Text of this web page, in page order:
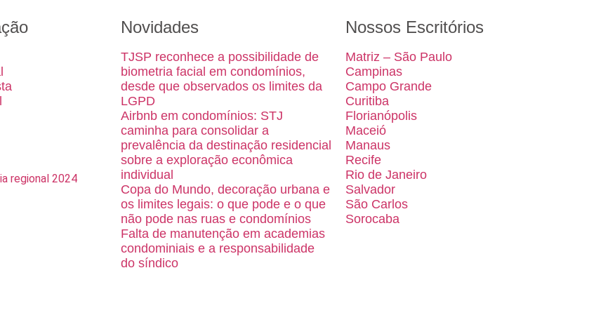
Novidades
TJSP reconhece a possibilidade de
biometria facial em condomínios,
desde que observados os limites da
LGPD
Airbnb em condomínios: STJ
caminha para consolidar a
prevalência da destinação residencial
sobre a exploração econômica
individual
Copa do Mundo, decoração urbana e
os limites legais: o que pode e o que
não pode nas ruas e condomínios
Falta de manutenção em academias
condominiais e a responsabilidade
do síndico
Nossos Escritórios
Matriz – São Paulo
Campinas
Campo Grande
Curitiba
Florianópolis
Maceió
Manaus
Recife
Rio de Janeiro
Salvador
São Carlos
Sorocaba